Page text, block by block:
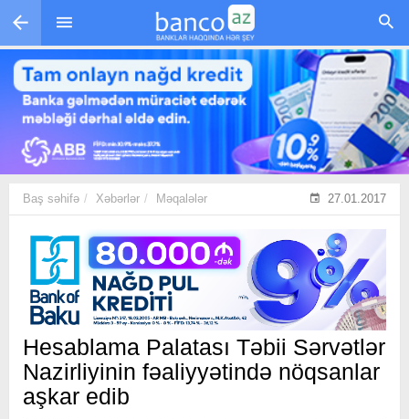
Skip to main content
Baş səhifə Xəbərlər Məqalələr 27.01.2017
Hesablama Palatası Təbii Sərvətlər
Nazirliyinin fəaliyyətində nöqsanlar
aşkar edib